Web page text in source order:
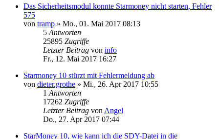
Das Sicherheitsmodul konnte Starmoney nicht starten, Fehler
575
von tramp » Mo., 01. Mai 2017 08:13
5 Antworten
25895 Zugriffe
Letzter Beitrag von info
Fr., 12. Mai 2017 16:27
Starmoney 10 stürzt mit Fehlermeldung ab
von dieter.grothe » Mi., 26. Apr 2017 10:55
1 Antworten
17262 Zugriffe
Letzter Beitrag von Angel
Do., 27. Apr 2017 07:44
StarMoney 10, wie kann ich die SDY-Datei in die